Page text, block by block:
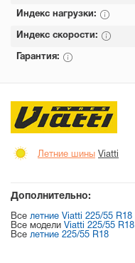
Индекс нагрузки:
Индекс скорости:
Гарантия:
Летние шины Viatti
Дополнительно:
Все летние Viatti 225/55 R18
Все модели Viatti 225/55 R18
Все летние 225/55 R18